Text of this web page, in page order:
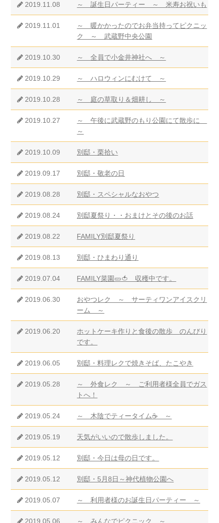
2019.11.08 ～ 誕生日パーティー ～ 米寿お祝いも
2019.11.01
～ 暖かかったのでお弁当持ってピクニッ
ク ～ 武蔵野中央公園
2019.10.30 ～ 全員で小金井神社へ ～
2019.10.29 ～ ハロウィンにむけて ～
2019.10.28 ～ 庭の草取り＆畑耕し ～
2019.10.27
～ 午後に武蔵野のもり公園にて散歩に
～
2019.10.09 別邸・栗拾い
2019.09.17 別邸・敬老の日
2019.08.28 別邸・スペシャルなおやつ
2019.08.24 別邸夏祭り・・おまけとその後のお話
2019.08.22 FAMILY別邸夏祭り
2019.08.13 別邸・ひまわり通り
2019.07.04 FAMILY菜園🥒🍅 収穫中です。
2019.06.30
おやつレク ～ サーティワンアイスクリ
ーム ～
2019.06.20
ホットケーキ作りと食後の散歩 のんびり
です。
2019.06.05 別邸・料理レクで焼きそば、たこやき
2019.05.28
～ 外食レク ～ ご利用者様全員でガス
トへ！
2019.05.24 ～ 木陰でティータイム☕ ～
2019.05.19 天気がいいので散歩しました。
2019.05.12 別邸・今日は母の日です。
2019.05.12 別邸・5月8日～神代植物公園へ
2019.05.07 ～ 利用者様のお誕生日パーティー ～
2019.05.06 ～ みんなでピクニック ～